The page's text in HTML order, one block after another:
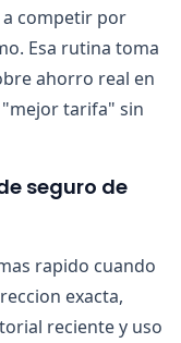
competir por
Esa rutina toma
ahorro real en
tarifa" sin
seguro de
rapido cuando
exacta,
reciente y uso